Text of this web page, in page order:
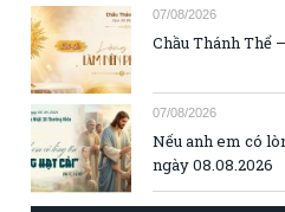
07/08/2026
Chầu Thánh Thể
07/08/2026
Nếu anh em có
ngày 08.08.2026